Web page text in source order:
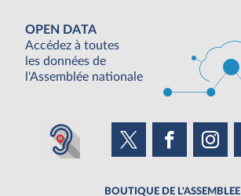
OPEN DATA
Accédez à toutes
les données de
l'Assemblée nationale
BOUTIQUE DE L'ASSEMBLEE